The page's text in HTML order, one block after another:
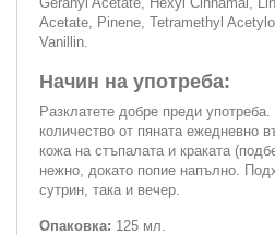
Acetate, Pinene, Tetramethyl
Vanillin.
Начин на употреба:
Разклатете добре преди
количество от пяната ежедневно
кожа на стъпалата и краката
нежно, докато попие напълно.
сутрин, така и вечер.
Опаковка: 125 мл.